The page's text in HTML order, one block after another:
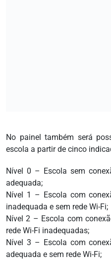
No painel também será
escola a partir de cinco
Nível 0 – Escola sem
adequada;
Nível 1 – Escola com
inadequada e sem rede Wi-Fi;
Nível 2 – Escola com
rede Wi-Fi inadequadas;
Nível 3 – Escola com
adequada e sem rede Wi-Fi;